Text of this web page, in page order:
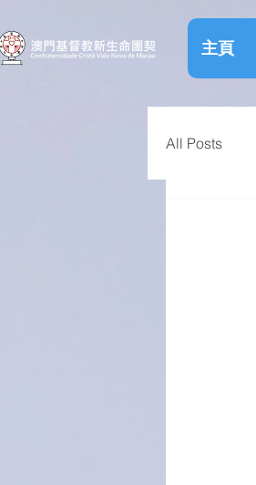
主頁
All Posts